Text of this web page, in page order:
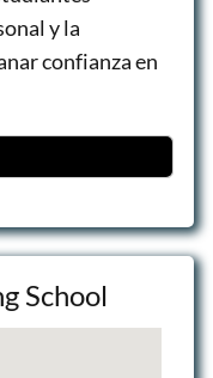
y la
confianza en
School